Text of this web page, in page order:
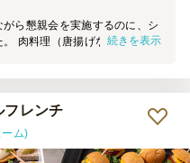
ら懇親会を実施するのに、シ
肉料理（唐揚げなど）が中
で、他にもお寿司屋ピザも頼
名のオーダーだったのですが、
した。他のメニューの量とも
良かったと思うくらいでし
続きを表示
フレンチ
ム)